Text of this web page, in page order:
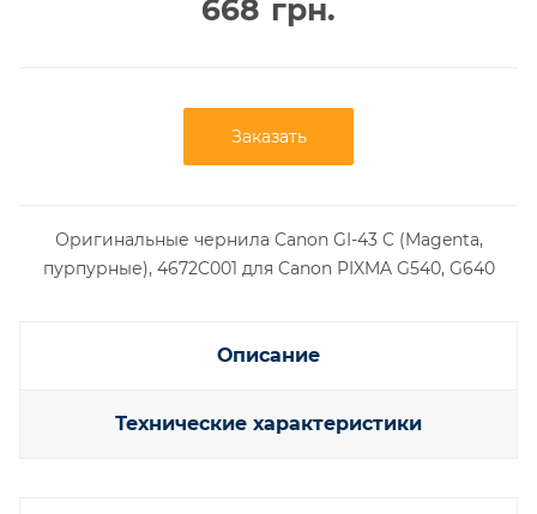
668 грн.
Заказать
Оригинальные чернила Canon GI-43 C (Magenta,
пурпурные), 4672C001 для Canon PIXMA G540, G640
Описание
Технические характеристики